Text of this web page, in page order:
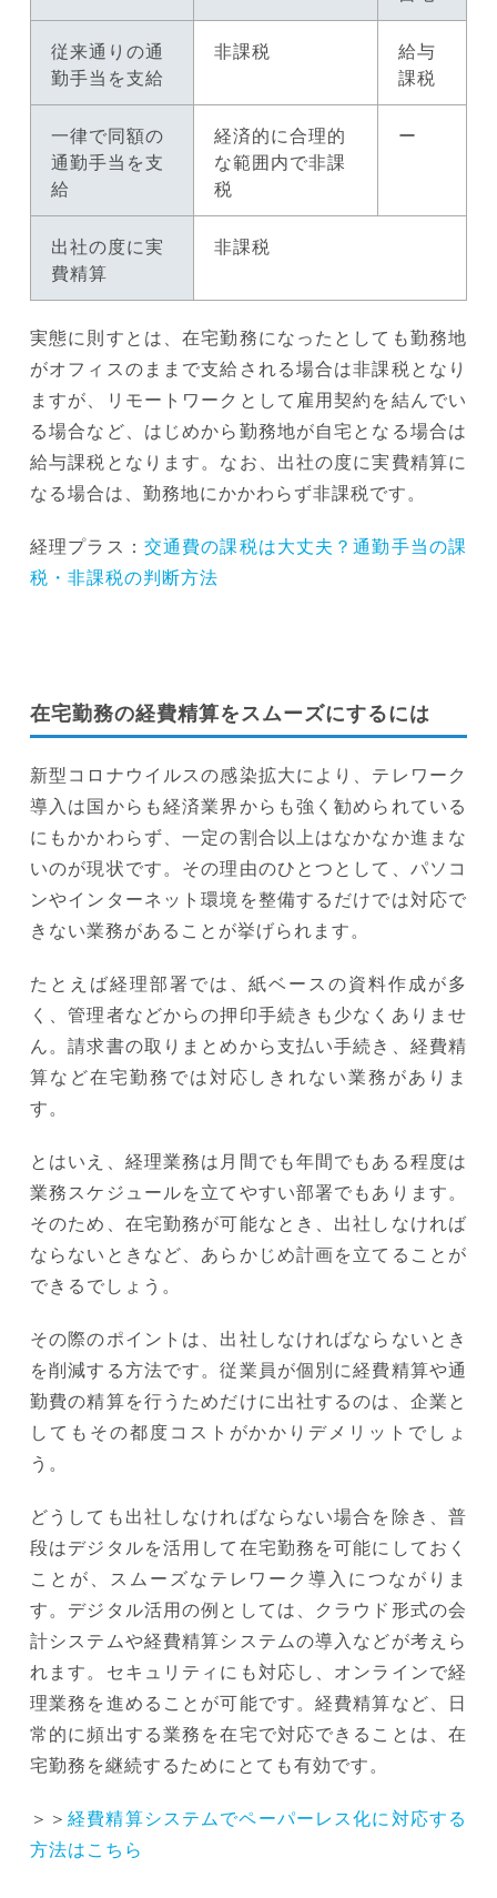
従来通りの通
勤手当を支給
非課税
給与
課税
一律で同額の
通勤手当を支
給
経済的に合理的
な範囲内で非課
税
ー
出社の度に実
費精算
非課税
実態に則すとは、在宅勤務になったとしても勤務地
がオフィスのままで支給される場合は非課税となり
ますが、リモートワークとして雇用契約を結んでい
る場合など、はじめから勤務地が自宅となる場合は
給与課税となります。なお、出社の度に実費精算に
なる場合は、勤務地にかかわらず非課税です。
経理プラス： 交通費の課税は大丈夫？通勤手当の課
税・非課税の判断方法
在宅勤務の経費精算をスムーズにするには
新型コロナウイルスの感染拡大により、テレワーク
導入は国からも経済業界からも強く勧められている
にもかかわらず、一定の割合以上はなかなか進まな
いのが現状です。その理由のひとつとして、パソコ
ンやインターネット環境を整備するだけでは対応で
きない業務があることが挙げられます。
たとえば経理部署では、紙ベースの資料作成が多
く、管理者などからの押印手続きも少なくありませ
ん。請求書の取りまとめから支払い手続き、経費精
算など在宅勤務では対応しきれない業務がありま
す。
とはいえ、経理業務は月間でも年間でもある程度は
業務スケジュールを立てやすい部署でもあります。
そのため、在宅勤務が可能なとき、出社しなければ
ならないときなど、あらかじめ計画を立てることが
できるでしょう。
その際のポイントは、出社しなければならないとき
を削減する方法です。従業員が個別に経費精算や通
勤費の精算を行うためだけに出社するのは、企業と
してもその都度コストがかかりデメリットでしょ
う。
どうしても出社しなければならない場合を除き、普
段はデジタルを活用して在宅勤務を可能にしておく
ことが、スムーズなテレワーク導入につながりま
す。デジタル活用の例としては、クラウド形式の会
計システムや経費精算システムの導入などが考えら
れます。セキュリティにも対応し、オンラインで経
理業務を進めることが可能です。経費精算など、日
常的に頻出する業務を在宅で対応できることは、在
宅勤務を継続するためにとても有効です。
＞＞ 経費精算システムでペーパーレス化に対応する
方法はこちら